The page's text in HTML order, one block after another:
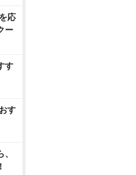
応
ー
す
す